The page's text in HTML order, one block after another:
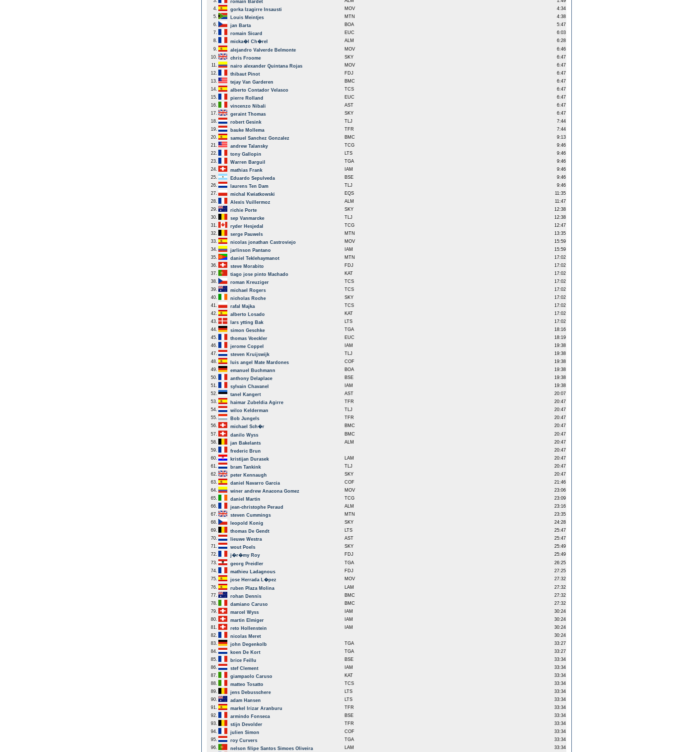
romain Bardet
4.
gorka Izagirre Insausti MOV
4:34
5.
Louis Meintjes MTN
4:38
6.
jan Barta BOA
5:47
7.
romain Sicard EUC
6:03
8.
micka�l Ch�rel ALM
6:28
9.
alejandro Valverde Belmonte MOV
6:46
10.
chris Froome SKY
6:47
11.
nairo alexander Quintana Rojas MOV
6:47
12.
thibaut Pinot FDJ
6:47
13.
tejay Van Garderen BMC
6:47
14.
alberto Contador Velasco TCS
6:47
15.
pierre Rolland EUC
6:47
16.
vincenzo Nibali AST
6:47
17.
geraint Thomas SKY
6:47
18.
robert Gesink TLJ
7:44
19.
bauke Mollema TFR
7:44
20.
samuel Sanchez Gonzalez BMC
9:13
21.
andrew Talansky TCG
9:46
22.
tony Gallopin LTS
9:46
23.
Warren Barguil TGA
9:46
24.
mathias Frank IAM
9:46
25.
Eduardo Sepulveda BSE
9:46
26.
laurens Ten Dam TLJ
9:46
27.
michal Kwiatkowski EQS
11:35
28.
Alexis Vuillermoz ALM
11:47
29.
richie Porte SKY
12:38
30.
sep Vanmarcke TLJ
12:38
31.
ryder Hesjedal TCG
12:47
32.
serge Pauwels MTN
13:35
33.
nicolas jonathan Castroviejo MOV
15:59
34.
jarlinson Pantano IAM
15:59
35.
daniel Teklehaymanot MTN
17:02
36.
steve Morabito FDJ
17:02
37.
tiago jose pinto Machado KAT
17:02
38.
roman Kreuziger TCS
17:02
39.
michael Rogers TCS
17:02
40.
nicholas Roche SKY
17:02
41.
rafal Majka TCS
17:02
42.
alberto Losado KAT
17:02
43.
lars ytting Bak LTS
17:02
44.
simon Geschke TGA
18:16
45.
thomas Voeckler EUC
18:19
46.
jerome Coppel IAM
19:38
47.
steven Kruijswijk TLJ
19:38
48.
luis angel Mate Mardones COF
19:38
49.
emanuel Buchmann BOA
19:38
50.
anthony Delaplace BSE
19:38
51.
sylvain Chavanel IAM
19:38
52.
tanel Kangert AST
20:07
53.
haimar Zubeldia Agirre TFR
20:47
54.
wilco Kelderman TLJ
20:47
55.
Bob Jungels TFR
20:47
56.
michael Sch�r BMC
20:47
57.
danilo Wyss BMC
20:47
58.
jan Bakelants ALM
20:47
59.
frederic Brun
20:47
60.
kristijan Durasek LAM
20:47
61.
bram Tankink TLJ
20:47
62.
peter Kennaugh SKY
20:47
63.
daniel Navarro Garcia COF
21:46
64.
winer andrew Anacona Gomez MOV
23:06
65.
daniel Martin TCG
23:09
66.
jean-christophe Peraud ALM
23:16
67.
steven Cummings MTN
23:35
68.
leopold Konig SKY
24:28
69.
thomas De Gendt LTS
25:47
70.
lieuwe Westra AST
25:47
71.
wout Poels SKY
25:49
72.
j�r�my Roy FDJ
25:49
73.
georg Preidler TGA
26:25
74.
mathieu Ladagnous FDJ
27:25
75.
jose Herrada L�pez MOV
27:32
76.
ruben Plaza Molina LAM
27:32
77.
rohan Dennis BMC
27:32
78.
damiano Caruso BMC
27:32
79.
marcel Wyss IAM
30:24
80.
martin Elmiger IAM
30:24
81.
reto Hollenstein IAM
30:24
82.
nicolas Meret
30:24
83.
john Degenkolb TGA
33:27
84.
koen De Kort TGA
33:27
85.
brice Feillu BSE
33:34
86.
stef Clement IAM
33:34
87.
giampaolo Caruso KAT
33:34
88.
matteo Tosatto TCS
33:34
89.
jens Debusschere LTS
33:34
90.
adam Hansen LTS
33:34
91.
markel Irizar Aranburu TFR
33:34
92.
armindo Fonseca BSE
33:34
93.
stijn Devolder TFR
33:34
94.
julien Simon COF
33:34
95.
roy Curvers TGA
33:34
96.
nelson filipe Santos Simoes Oliveira LAM
33:34